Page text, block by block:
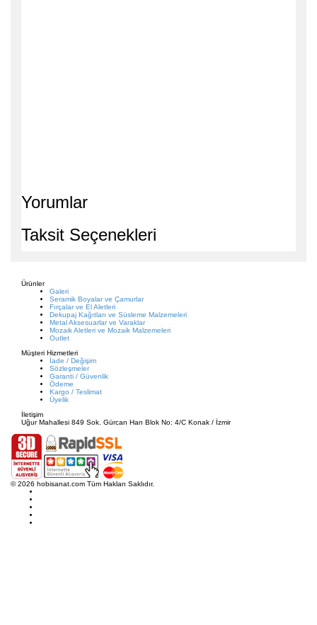
Yorumlar
Taksit Seçenekleri
Ürünler
Galeri
Seramik Boyalar ve Çamurlar
Fırçalar ve El Aletleri
Dekupaj Kağıtları ve Süsleme Malzemeleri
Metal Aksesuarlar ve Varaklar
Mozaik Aletleri ve Mozaik Malzemeleri
Outlet
Müşteri Hizmetleri
İade / Değişim
Sözleşmeler
Garanti / Güvenlik
Ödeme
Kargo / Teslimat
Üyelik
İletişim
Uğur Mahallesi 849 Sok. Gürcan Han Blok No: 4/C Konak / İzmir
© 2026 hobisanat.com Tüm Hakları Saklıdır.